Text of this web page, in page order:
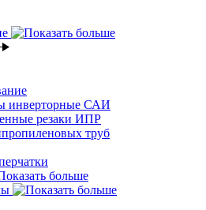
инверторные САИ
резаки ИПР
труб